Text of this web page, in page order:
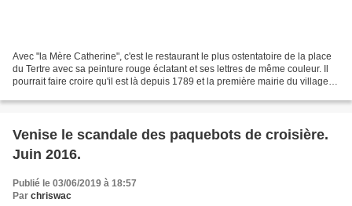
Avec "la Mère Catherine", c'est le restaurant le plus ostentatoire de la place
du Tertre avec sa peinture rouge éclatant et ses lettres de même couleur. Il
pourrait faire croire qu'il est là depuis 1789 et la première mairie du village.
Venise le scandale des paquebots de croisière.
Juin 2016.
Publié le 03/06/2019 à 18:57
Par chriswac